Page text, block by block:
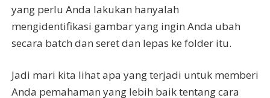
yang perlu Anda lakukan hanyalah
mengidentifikasi gambar yang ingin Anda ubah
secara batch dan seret dan lepas ke folder itu.
Jadi mari kita lihat apa yang terjadi untuk memberi
Anda pemahaman yang lebih baik tentang cara